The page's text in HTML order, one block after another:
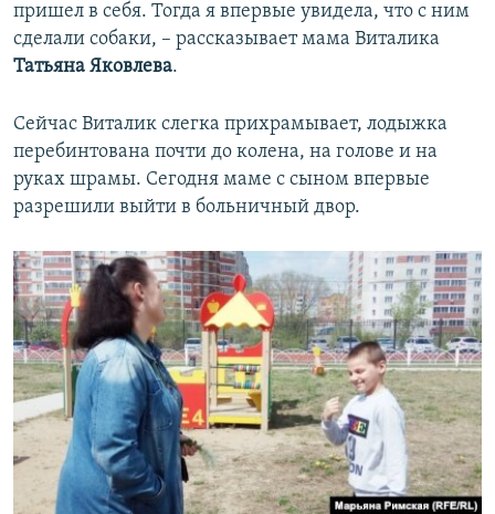
пришел в себя. Тогда я впервые увидела, что с ним
сделали собаки, – рассказывает мама Виталика
Татьяна Яковлева.
Сейчас Виталик слегка прихрамывает, лодыжка
перебинтована почти до колена, на голове и на
руках шрамы. Сегодня маме с сыном впервые
разрешили выйти в больничный двор.